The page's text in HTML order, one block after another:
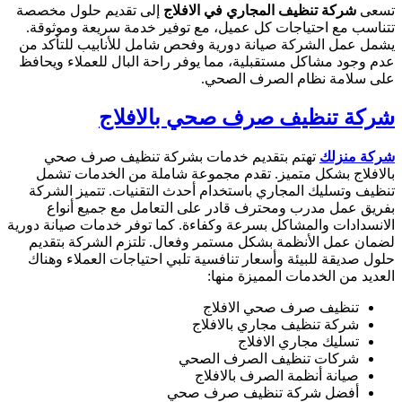
تسعى شركة تنظيف المجاري في الافلاج إلى تقديم حلول مخصصة
تتناسب مع احتياجات كل عميل، مع توفير خدمة سريعة وموثوقة.
يشمل عمل الشركة صيانة دورية وفحص شامل للأنابيب للتأكد من
عدم وجود مشاكل مستقبلية، مما يوفر راحة البال للعملاء ويحافظ
على سلامة نظام الصرف الصحي.
شركة تنظيف صرف صحي بالافلاج
شركة منزلك تهتم بتقديم خدمات بشركة تنظيف صرف صحي
بالافلاج بشكل متميز. تقدم مجموعة شاملة من الخدمات تشمل
تنظيف وتسليك المجاري باستخدام أحدث التقنيات. تتميز الشركة
بفريق عمل مدرب ومحترف قادر على التعامل مع جميع أنواع
الانسدادات والمشاكل بسرعة وكفاءة. كما توفر خدمات صيانة دورية
لضمان عمل الأنظمة بشكل مستمر وفعال. تلتزم الشركة بتقديم
حلول صديقة للبيئة وأسعار تنافسية تلبي احتياجات العملاء وهناك
العديد من الخدمات المميزة منها:
تنظيف صرف صحي الافلاج
شركة تنظيف مجاري بالافلاج
تسليك مجاري الافلاج
شركات تنظيف الصرف الصحي
صيانة أنظمة الصرف بالافلاج
أفضل شركة تنظيف صرف صحي